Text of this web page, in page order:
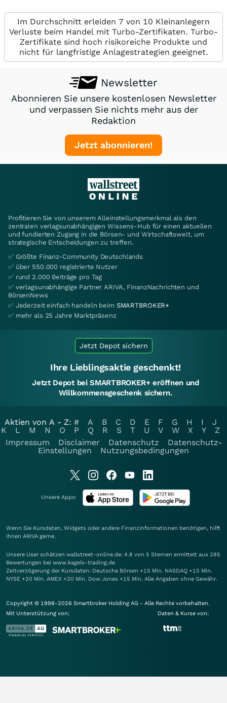
Im Durchschnitt erleiden 7 von 10 Kleinanlegern
Verluste beim Handel mit Turbo-Zertifikaten. Turbo-
Zertifikate sind hoch risikoreiche Produkte und
nicht für langfristige Anlagestrategien geeignet.
Newsletter
Abonnieren Sie unsere kostenlosen Newsletter
und verpassen Sie nichts mehr aus der
Redaktion
Jetzt abonnieren!
Profitieren Sie von unserem Alleinstellungsmerkmal als den
zentralen verlagsunabhängigen Wissens-Hub für einen aktuellen
und fundierten Zugang in die Börsen- und Wirtschaftswelt, um
strategische Entscheidungen zu treffen.
✅ Größte Finanz-Community Deutschlands
✅ über 550.000 registrierte Nutzer
✅ rund 2.000 Beiträge pro Tag
✅ verlagsunabhängige Partner ARIVA, FinanzNachrichten und
BörsenNews
✅ Jederzeit einfach handeln beim SMARTBROKER+
✅ mehr als 25 Jahre Marktpräsenz
Jetzt Depot sichern
Ihre Lieblingsaktie geschenkt!
Jetzt Depot bei SMARTBROKER+ eröffnen und
Willkommensgeschenk sichern.
Aktien von A - Z: # A B C D E F G H I
J
K
L M N O P Q R S T U V W X Y
Z
Impressum
Disclaimer Datenschutz
Datenschutz-
Einstellungen
Nutzungsbedingungen
Unsere Apps:
Wenn Sie Kursdaten, Widgets oder andere Finanzinformationen benötigen, hilft
Ihnen ARIVA gerne.
Unsere User schätzen wallstreet-online.de: 4.8 von 5 Sternen ermittelt aus 285
Bewertungen bei www.kagels-trading.de
Zeitverzögerung der Kursdaten: Deutsche Börsen +15 Min. NASDAQ +15 Min.
NYSE +20 Min. AMEX +20 Min. Dow Jones +15 Min. Alle Angaben ohne Gewähr.
Copyright © 1998-2026 Smartbroker Holding AG - Alle Rechte vorbehalten.
Mit Unterstützung von:
Daten & Kurse von: